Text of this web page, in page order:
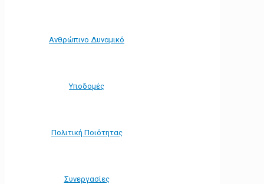
Ανθρώπινο Δυναμικό
Υποδομές
Πολιτική Ποιότητας
Συνεργασίες